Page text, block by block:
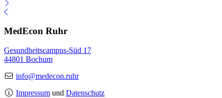
MedEcon Ruhr
Gesundheitscampus-Süd 17
44801 Bochum
info@medecon.ruhr
Impressum und Datenschutz